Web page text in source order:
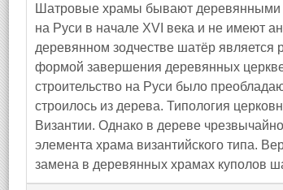
Шатровые храмы бывают
на Руси в начале XVI века и не имеют
деревянном зодчестве шатёр является
формой завершения деревянных
строительство на Руси было
строилось из дерева. Типология
Византии. Однако в дереве
элемента храма византийского типа.
замена в деревянных храмах куполов